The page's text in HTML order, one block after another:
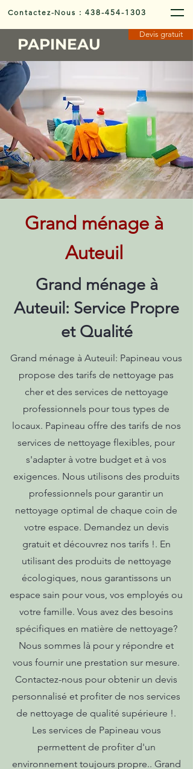
Contactez-Nous :438-454-1303
PAPINEAU
Devis gratuit
Grand ménage à
Auteuil
Grand ménage à
Auteuil: Service Propre
et Qualité
Grand ménage à Auteuil: Papineau vous
propose des tarifs de nettoyage pas
cher et des services de nettoyage
professionnels pour tous types de
locaux. Papineau offre des tarifs de nos
services de nettoyage flexibles, pour
s'adapter à votre budget et à vos
exigences. Nous utilisons des produits
professionnels pour garantir un
nettoyage optimal de chaque coin de
votre espace. Demandez un devis
gratuit et découvrez nos tarifs !. En
utilisant des produits de nettoyage
écologiques, nous garantissons un
espace sain pour vous, vos employés ou
votre famille. Vous avez des besoins
spécifiques en matière de nettoyage?
Nous sommes là pour y répondre et
vous fournir une prestation sur mesure.
Contactez-nous pour obtenir un devis
personnalisé et profiter de nos services
de nettoyage de qualité supérieure !.
Les services de Papineau vous
permettent de profiter d'un
environnement toujours propre.. Grand